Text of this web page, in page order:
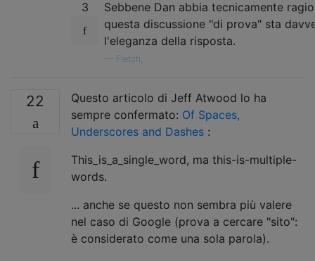
3
Sebbene Dan abbia tecnicamente
questa discussione "di prova" sta
l'eleganza della risposta.
Fletch,
22
Questo articolo di Jeff Atwood lo ha
sempre confermato: Of Spaces,
Underscores and Dashes :
This_is_a_single_word, ma this-is-multiple-
words.
... anche se questo non sembra più valere
nel caso di Google (prova a cercare "sito":
è considerato come una sola parola).